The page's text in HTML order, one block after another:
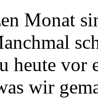
Monat
heute vor
wir